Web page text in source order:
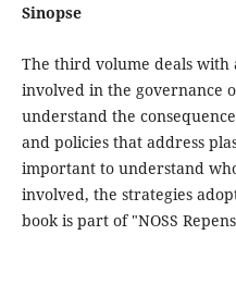
Sinopse
The third volume deals
involved in the governance
understand the
and policies that address
important to understand
involved, the strategies
book is part of "NOSS